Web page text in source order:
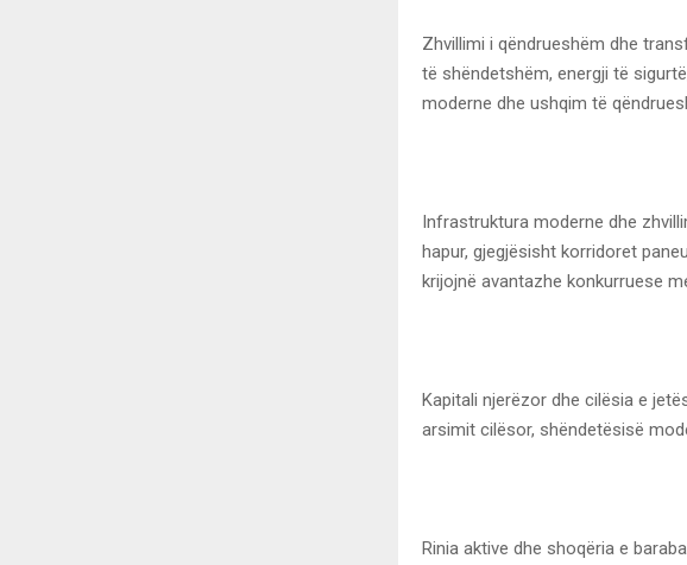
Zhvillimi i qëndrueshëm dhe
të shëndetshëm, energji të
moderne dhe ushqim të
Infrastruktura moderne dhe
hapur, gjegjësisht korridoret
krijojnë avantazhe konkurruese
Kapitali njerëzor dhe cilësia e
arsimit cilësor, shëndetësisë
Rinia aktive dhe shoqëria e